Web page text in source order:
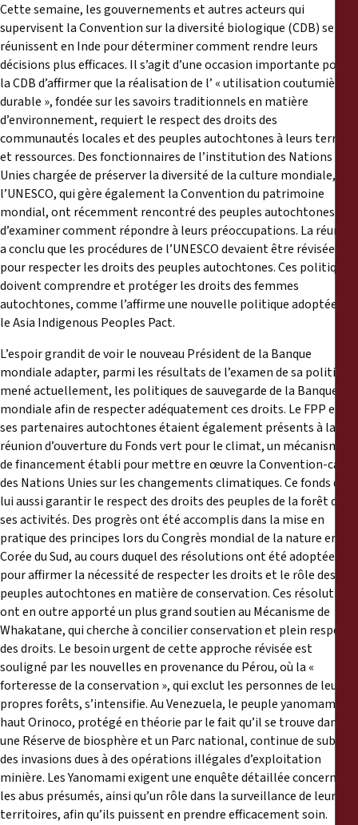
Annual Reports
Cette semaine, les gouvernements et autres acteurs qui
supervisent la Convention sur la diversité biologique (CDB) se
réunissent en Inde pour déterminer comment rendre leurs
décisions plus efficaces. Il s’agit d’une occasion importante pour
la CDB d’affirmer que la réalisation de l’ « utilisation coutumière
durable », fondée sur les savoirs traditionnels en matière
d’environnement, requiert le respect des droits des
communautés locales et des peuples autochtones à leurs terres
et ressources. Des fonctionnaires de l’institution des Nations
Unies chargée de préserver la diversité de la culture mondiale,
l’UNESCO, qui gère également la Convention du patrimoine
mondial, ont récemment rencontré des peuples autochtones afin
d’examiner comment répondre à leurs préoccupations. La réunion
a conclu que les procédures de l’UNESCO devaient être révisées
pour respecter les droits des peuples autochtones. Ces politiques
doivent comprendre et protéger les droits des femmes
autochtones, comme l’affirme une nouvelle politique adoptée par
le Asia Indigenous Peoples Pact.
L’espoir grandit de voir le nouveau Président de la Banque
mondiale adapter, parmi les résultats de l’examen de sa politique
mené actuellement, les politiques de sauvegarde de la Banque
mondiale afin de respecter adéquatement ces droits. Le FPP et
ses partenaires autochtones étaient également présents à la
réunion d’ouverture du Fonds vert pour le climat, un mécanisme
de financement établi pour mettre en œuvre la Convention-cadre
des Nations Unies sur les changements climatiques. Ce fonds doit
lui aussi garantir le respect des droits des peuples de la forêt dans
ses activités. Des progrès ont été accomplis dans la mise en
pratique des principes lors du Congrès mondial de la nature en
Corée du Sud, au cours duquel des résolutions ont été adoptées
pour affirmer la nécessité de respecter les droits et le rôle des
peuples autochtones en matière de conservation. Ces résolutions
ont en outre apporté un plus grand soutien au Mécanisme de
Whakatane, qui cherche à concilier conservation et plein respect
des droits. Le besoin urgent de cette approche révisée est
souligné par les nouvelles en provenance du Pérou, où la «
forteresse de la conservation », qui exclut les personnes de leurs
propres forêts, s’intensifie. Au Venezuela, le peuple yanomami du
haut Orinoco, protégé en théorie par le fait qu’il se trouve dans
une Réserve de biosphère et un Parc national, continue de subir
des invasions dues à des opérations illégales d’exploitation
minière. Les Yanomami exigent une enquête détaillée concernant
les abus présumés, ainsi qu’un rôle dans la surveillance de leurs
territoires, afin qu’ils puissent en prendre efficacement soin.